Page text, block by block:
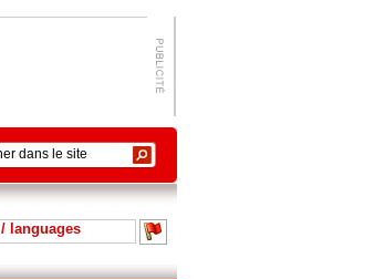
/ languages